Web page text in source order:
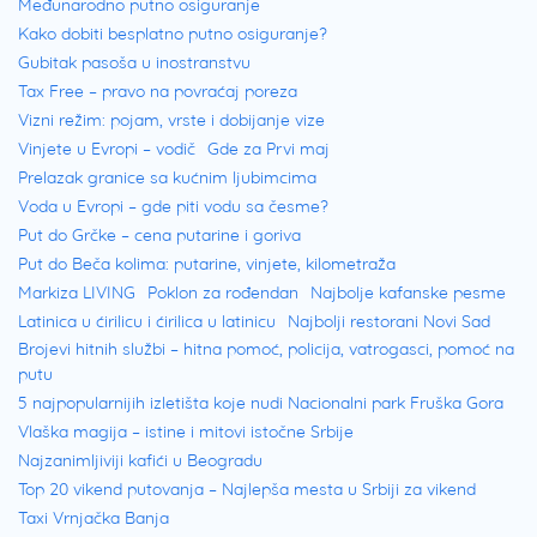
prilikom prvog susreta sa Grasom.
Gras znamenitosti – šta videti?
Ukoliko odaberete Gras putovanje u ovaj
gradić će bitiu znaku cveća i lepih mirisa.
Najpoznatija atrakcija u Grasu je upravo
cveće, koje je zaslužno za najlepše parfeme
na svetu. Istorija Grasa kao mirisne
prestonice sveta, počela je još upetnaestom
veku, kada su Francuzi našli način da se
izbore protiv neprijatnih mirisa, pretežno
izazvanih kožarskim poslom koji je u ovom
gradu bio zastupljen. Rešenje su pronašli u
Međunarodno putno osiguranje
Kako dobiti besplatno putno osiguranje?
Gubitak pasoša u inostranstvu
Tax Free – pravo na povraćaj poreza
Vizni režim: pojam, vrste i dobijanje vize
Vinjete u Evropi – vodič Gde za Prvi maj
Prelazak granice sa kućnim ljubimcima
Voda u Evropi – gde piti vodu sa česme?
Put do Grčke – cena putarine i goriva
Put do Beča kolima: putarine, vinjete, kilometraža
Markiza LIVING
Poklon za rođendan
Najbolje kafanske pesme
Latinica u ćirilicu i ćirilica u latinicu
Najbolji restorani Novi Sad
Brojevi hitnih službi – hitna pomoć, policija, vatrogasci, pomoć na
putu
5 najpopularnijih izletišta koje nudi Nacionalni park Fruška Gora
Vlaška magija – istine i mitovi istočne Srbije
Najzanimljiviji kafići u Beogradu
Top 20 vikend putovanja – Najlepša mesta u Srbiji za vikend
Taxi Vrnjačka Banja